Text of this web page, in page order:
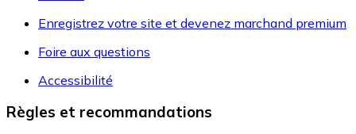
Enregistrez votre site et devenez marchand premium
Foire aux questions
Accessibilité
Règles et recommandations